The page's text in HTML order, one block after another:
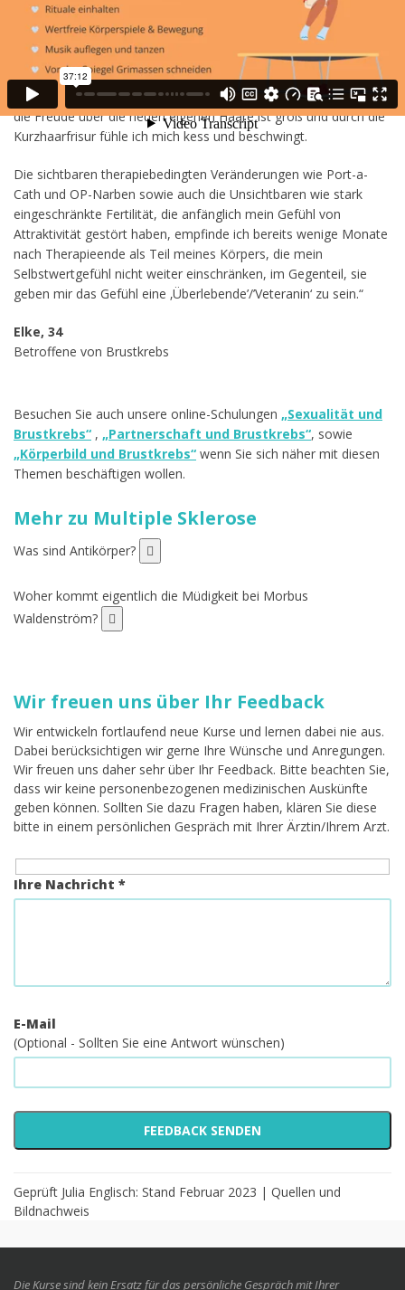
Erfahrungen einer Betroffenen
„Viele meiner Ängste erwiesen sich im Nachhinein als
unbegründet, die ‚2. Haare‘, also die nachwachsenden Haare
nach dem therapiebedingten Haarausfall, sind zwar etwas
welliger als die ‚1. Haare‘ und naturgemäß zunächst kurz, aber
die Freude über die neuen eigenen Haare ist groß und durch die
Kurzhaarfrisur fühle ich mich kess und beschwingt.
Die sichtbaren therapiebedingten Veränderungen wie Port-a-
Cath und OP-Narben sowie auch die Unsichtbaren wie stark
eingeschränkte Fertilität, die anfänglich mein Gefühl von
Attraktivität gestört haben, empfinde ich bereits wenige Monate
nach Therapieende als Teil meines Körpers, die mein
Selbstwertgefühl nicht weiter einschränken, im Gegenteil, sie
geben mir das Gefühl eine ‚Überlebende’/’Veteranin‘ zu sein.“
Elke, 34
Betroffene von Brustkrebs
Besuchen Sie auch unsere online-Schulungen „Sexualität und
Brustkrebs“ , „Partnerschaft und Brustkrebs“, sowie
„Körperbild und Brustkrebs“ wenn Sie sich näher mit diesen
Themen beschäftigen wollen.
Mehr zu Multiple Sklerose
Was sind Antikörper?
Woher kommt eigentlich die Müdigkeit bei Morbus
Waldenström?
Wir freuen uns über Ihr Feedback
Wir entwickeln fortlaufend neue Kurse und lernen dabei nie aus.
Dabei berücksichtigen wir gerne Ihre Wünsche und Anregungen.
Wir freuen uns daher sehr über Ihr Feedback. Bitte beachten Sie,
dass wir keine personenbezogenen medizinischen Auskünfte
geben können. Sollten Sie dazu Fragen haben, klären Sie diese
bitte in einem persönlichen Gespräch mit Ihrer Ärztin/Ihrem Arzt.
Ihre Nachricht *
E-Mail
(Optional - Sollten Sie eine Antwort wünschen)
Geprüft Julia Englisch: Stand Februar 2023 | Quellen und
Bildnachweis
Die Kurse sind kein Ersatz für das persönliche Gespräch mit Ihrer